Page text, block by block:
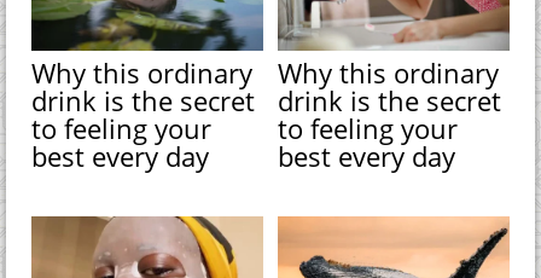
Why this ordinary
drink is the secret
to feeling your
best every day
Why this ordinary
drink is the secret
to feeling your
best every day